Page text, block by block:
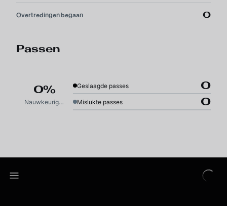
Overtredingen begaan 0
Passen
0%
Nauwkeurigheid
Geslaagde passes 0
Mislukte passes 0